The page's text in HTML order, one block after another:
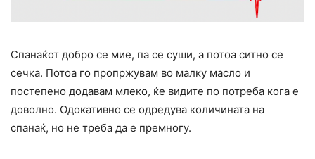
Спанаќот добро се мие, па се суши, а потоа ситно се
сечка. Потоа го пропржувам во малку масло и
постепено додавам млеко, ќе видите по потреба кога е
доволно. Одокативно се одредува количината на
спанаќ, но не треба да е премногу.